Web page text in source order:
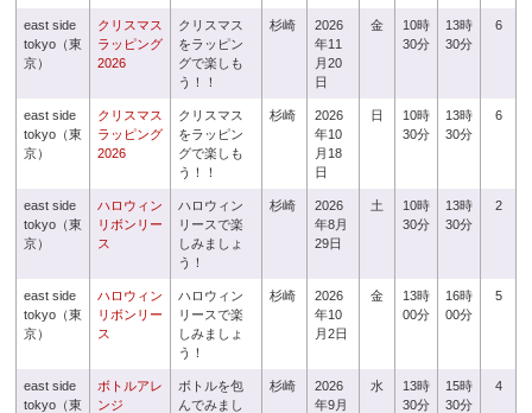
east side
tokyo（東
京）
クリスマス
ラッピング
2026
クリスマス
をラッピン
グで楽しも
う！！
杉崎
2026
年11
月20
日
金
10時
30分
13時
30分
6
east side
tokyo（東
京）
クリスマス
ラッピング
2026
クリスマス
をラッピン
グで楽しも
う！！
杉崎
2026
年10
月18
日
日
10時
30分
13時
30分
6
east side
tokyo（東
京）
ハロウィン
リボンリー
ス
ハロウィン
リースで楽
しみましょ
う！
杉崎
2026
年8月
29日
土
10時
30分
13時
30分
2
east side
tokyo（東
京）
ハロウィン
リボンリー
ス
ハロウィン
リースで楽
しみましょ
う！
杉崎
2026
年10
月2日
金
13時
00分
16時
00分
5
east side
tokyo（東
ボトルアレ
ンジ
ボトルを包
んでみまし
杉崎
2026
年9月
水
13時
30分
15時
30分
4